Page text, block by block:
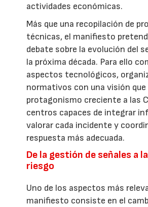
actividades económicas.
Más que una recopilación de
técnicas, el manifiesto
debate sobre la evolución del
la próxima década. Para ello
aspectos tecnológicos,
normativos con una visión que
protagonismo creciente a las
centros capaces de integrar
valorar cada incidente y
respuesta más adecuada.
De la gestión de señales a
riesgo
Uno de los aspectos más
manifiesto consiste en el